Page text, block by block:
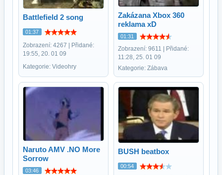
Battlefield 2 song
01:37
Zobrazení: 4267 | Přidané:
19:55, 20. 01 09
Kategorie: Videohry
Zakázana Xbox 360
reklama xD
01:31
Zobrazení: 9611 | Přidané:
11:28, 25. 01 09
Kategorie: Zábava
Naruto AMV .NO More
Sorrow
03:46
BUSH beatbox
00:54